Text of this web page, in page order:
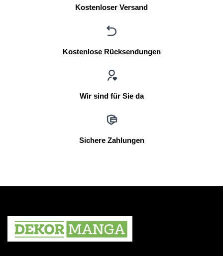
Kostenloser Versand
Kostenlose Rücksendungen
Wir sind für Sie da
Sichere Zahlungen